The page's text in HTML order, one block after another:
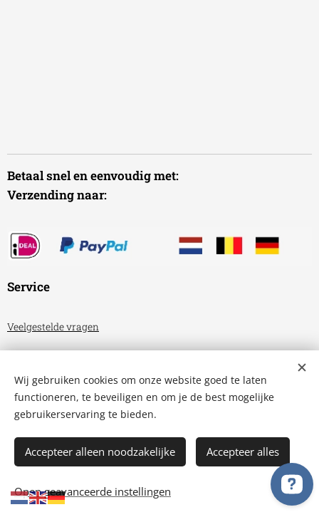
TOEVOEGEN AAN DE WINKELWAGEN
Betaal snel en eenvoudig met:
Verzending naar:
Service
Veelgestelde vragen
Privacyverklaring
Aquariumhuis Friesland Cookies
Wij gebruiken cookies om onze website goed te laten
functioneren, te beveiligen en om je de best mogelijke
gebruikerservaring te bieden.
Accepteer alleen noodzakelijke Accepteer alles
Open geavanceerde instellingen